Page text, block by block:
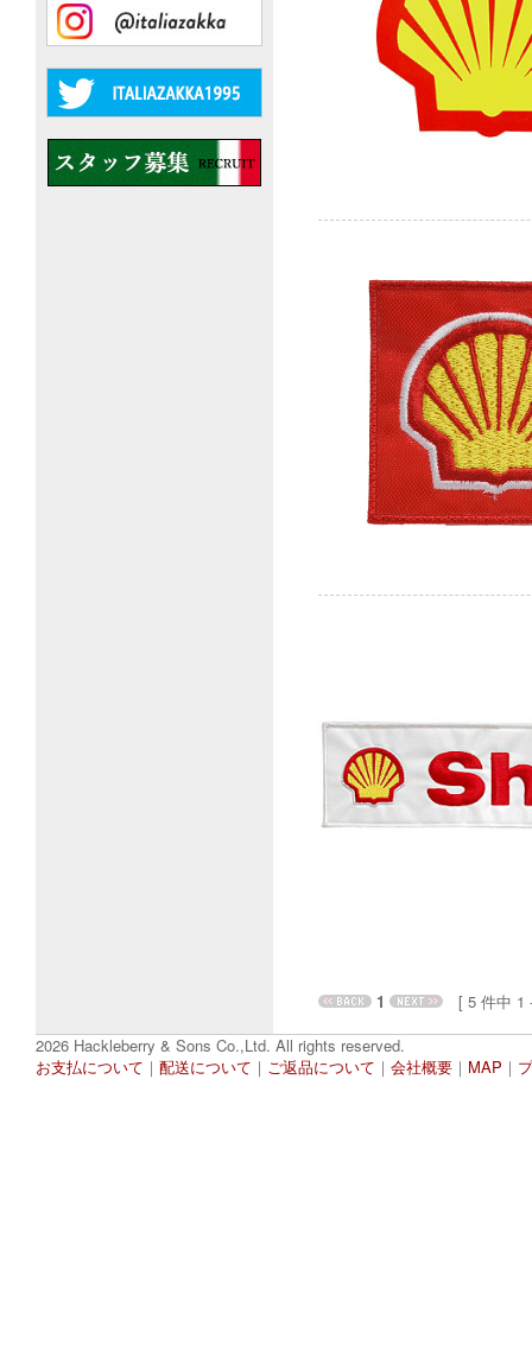
1
[ 5 件中 1
2026 Hackleberry & Sons Co.,Ltd. All rights reserved.
お支払について ｜ 配送について ｜ ご返品について ｜ 会社概要 ｜ MAP ｜